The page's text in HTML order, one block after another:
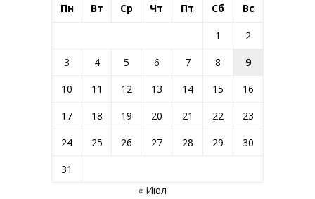
Пн Вт Ср Чт Пт Сб Вс
1
2
3
4 5 6 7 8
9
10
11 12 13 14 15
16
17
18 19 20 21 22
23
24
25 26 27 28 29
30
31
« Июл